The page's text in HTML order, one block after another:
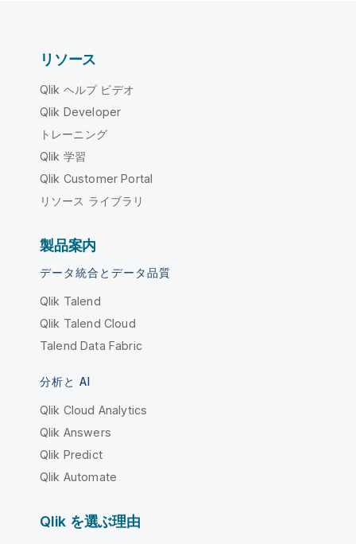
リソース
Qlik ヘルプ ビデオ
Qlik Developer
トレーニング
Qlik 学習
Qlik Customer Portal
リソース ライブラリ
製品案内
データ統合とデータ品質
Qlik Talend
Qlik Talend Cloud
Talend Data Fabric
分析と AI
Qlik Cloud Analytics
Qlik Answers
Qlik Predict
Qlik Automate
Qlik を選ぶ理由